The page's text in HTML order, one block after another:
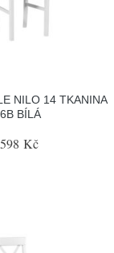
NILO 14 TKANINA
6B BÍLÁ
Kč